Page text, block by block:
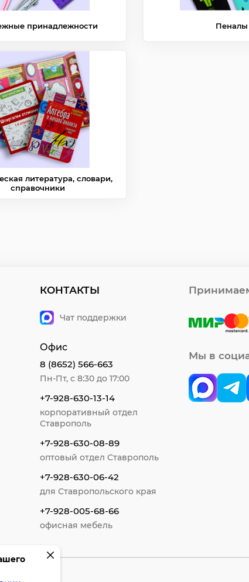
принадлежности Пеналы
литература, словари,
справочники
КОНТАКТЫ
Чат поддержки
Офис
8 (8652) 566-663
Пн-Пт, с 8:30 до 17:00
+7-928-630-13-14
корпоративный отдел
Ставрополь
+7-928-630-08-89
оптовый отдел Ставрополь
+7-928-630-06-42
для Ставропольского края
+7-928-005-68-66
офисная мебель
Мы в